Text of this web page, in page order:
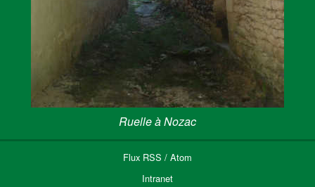
Ruelle à Nozac
Flux RSS / Atom
Intranet